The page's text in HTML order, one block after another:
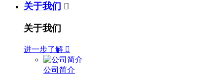
关于我们 
关于我们
进一步了解 
公司简介